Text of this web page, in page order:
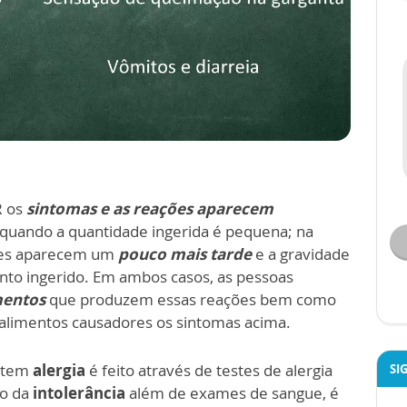
os sintomas e as reações aparecem
a quantidade ingerida é pequena; na
aparecem um pouco mais tardee a gravidade
ingerido. Em ambos casos, as pessoas
que produzem essas reações bem como
causadores os sintomas acima.
alergia é feito através de testes de alergia
da intolerância além de exames de sangue, é